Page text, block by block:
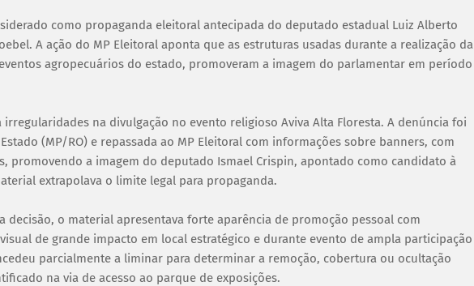
como propaganda eleitoral antecipada do deputado estadual Luiz Alberto
A ação do MP Eleitoral aponta que as estruturas usadas durante a realização da
agropecuários do estado, promoveram a imagem do parlamentar em período
irregularidades na divulgação no evento religioso Aviva Alta Floresta. A denúncia foi
(MP/RO) e repassada ao MP Eleitoral com informações sobre banners, com
promovendo a imagem do deputado Ismael Crispin, apontado como candidato à
extrapolava o limite legal para propaganda.
decisão, o material apresentava forte aparência de promoção pessoal com
de grande impacto em local estratégico e durante evento de ampla participação
parcialmente a liminar para determinar a remoção, cobertura ou ocultação
na via de acesso ao parque de exposições.